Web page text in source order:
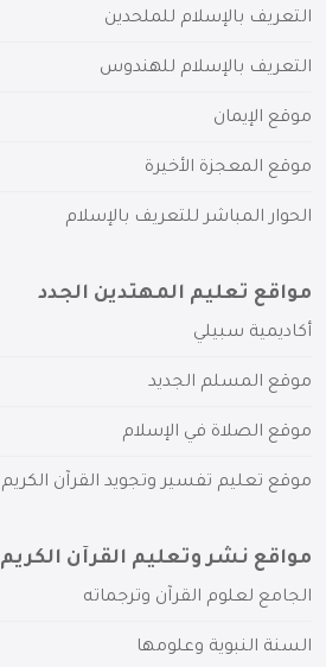
التعريف بالإسلام للملحدين
التعريف بالإسلام للهندوس
موقع الإيمان
موقع المعجزة الأخيرة
الحوار المباشر للتعريف بالإسلام
مواقع تعليم المهتدين الجدد
أكاديمية سبيلي
موقع المسلم الجديد
موقع الصلاة في الإسلام
موقع تعليم تفسير وتجويد القرآن الكريم
مواقع نشر وتعليم القرآن الكريم
الجامع لعلوم القرآن وترجماته
السنة النبوية وعلومها